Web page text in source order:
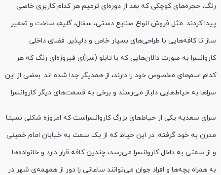
رنگ، حجره‌های کوچکی که بعد از دوره‌ای ترمیم هر کدام کاربری خاصی
پیدا کردند. مثل فروش انواع صنایع دستی، سفال، گلیم، ساخت و تعمیر
ساز تا کافه‌هایی با طراحی‌های بسیار خاص و دلپذیر. فضای داخلی
کاروانسرا به صورت دالان‌هایی که با تابلو (سرا)ی فیروزه‌ای رنگ که هر
کدام اسم‌های مخصوص خود را دارند، از همدیگر جدا شده اند. بعضی از این
سراها به حیاط‌هایی دلباز می‌رسند و برخی به قسمت‌های دیگر کاروانسرا.
سرای سعدیه یکی از حیاط‌های بزرگ کاروانسراست که امروزه شکلی نسبتا
مدرن به خود گرفته. در این حیاط که از یک سمت به خیابان امام خمینی
و از سمتی به داخل کاروانسرا می‌رسد، چندین کافه قرار دارد و خانواده‌ها
به همراه بچه‌ها و افراد جوان می‌توانند ساعاتی را دور از همهمه‌ی شهر در